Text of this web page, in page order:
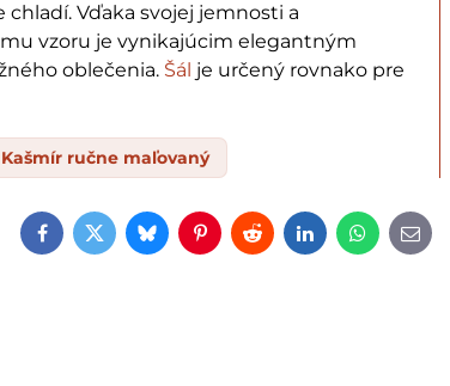
Vďaka svojej jemnosti a
vzoru je vynikajúcim elegantným
oblečenia. Šál je určený rovnako pre
Kašmír ručne maľovaný
Facebook
TwitterBlueskyPinterest
RedditLinkedInWhatsApp
E-
mail